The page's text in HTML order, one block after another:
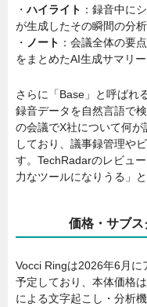
・ハイライト ：録音中に
が生成したその瞬間の分
・ ノート ：会議全体の要
をまとめたAI生成サマリー
さらに「Base」と呼ばれ
録音データを自然言語で
の会議でX社について何
しており、議事録管理や
す。TechRadarのレビュ
力なツールになりうる」
価格・サブ
Vocci Ringは2026年6月に
予定しており、本体価格
による文字起こし・分析